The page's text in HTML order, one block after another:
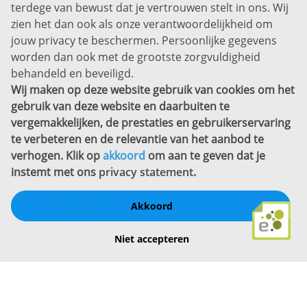
Privacyverklaring
Sitemap
Copyright
Bekijk ook eens
terdege van bewust dat je vertrouwen stelt in ons. Wij
zien het dan ook als onze verantwoordelijkheid om
jouw privacy te beschermen. Persoonlijke gegevens
worden dan ook met de grootste zorgvuldigheid
behandeld en beveiligd.
Wij maken op deze website gebruik van cookies om het
gebruik van deze website en daarbuiten te
vergemakkelijken, de prestaties en gebruikerservaring
te verbeteren en de relevantie van het aanbod te
verhogen. Klik opakkoord om aan te geven dat je
instemt met ons privacy statement.
Akkoord
Niet accepteren